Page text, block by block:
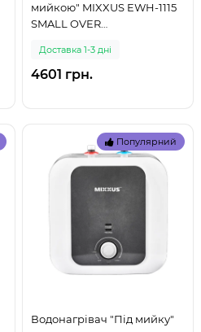
мийкою" MIXXUS EWH-1115
SMALL OVER
мокрий тен 1,5 kW (WH060
(999)
Доставка 1-3 дні
4601 грн.
Популярний
Водонагрівач "Під мийку"